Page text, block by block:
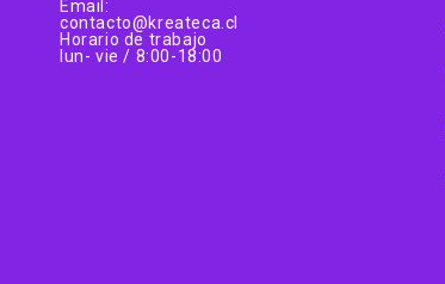
Email:
contacto@kreateca.cl
Horario de trabajo
lun- vie / 8:00-18:00